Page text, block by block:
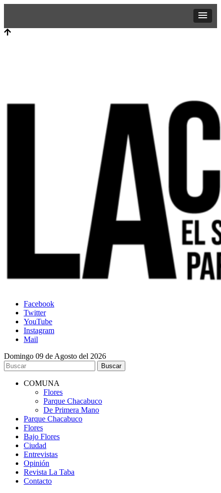
Facebook
Twitter
YouTube
Instagram
Mail
Domingo 09 de Agosto del 2026
COMUNA
Flores
Parque Chacabuco
De Primera Mano
Parque Chacabuco
Flores
Bajo Flores
Ciudad
Entrevistas
Opinión
Revista La Taba
Contacto